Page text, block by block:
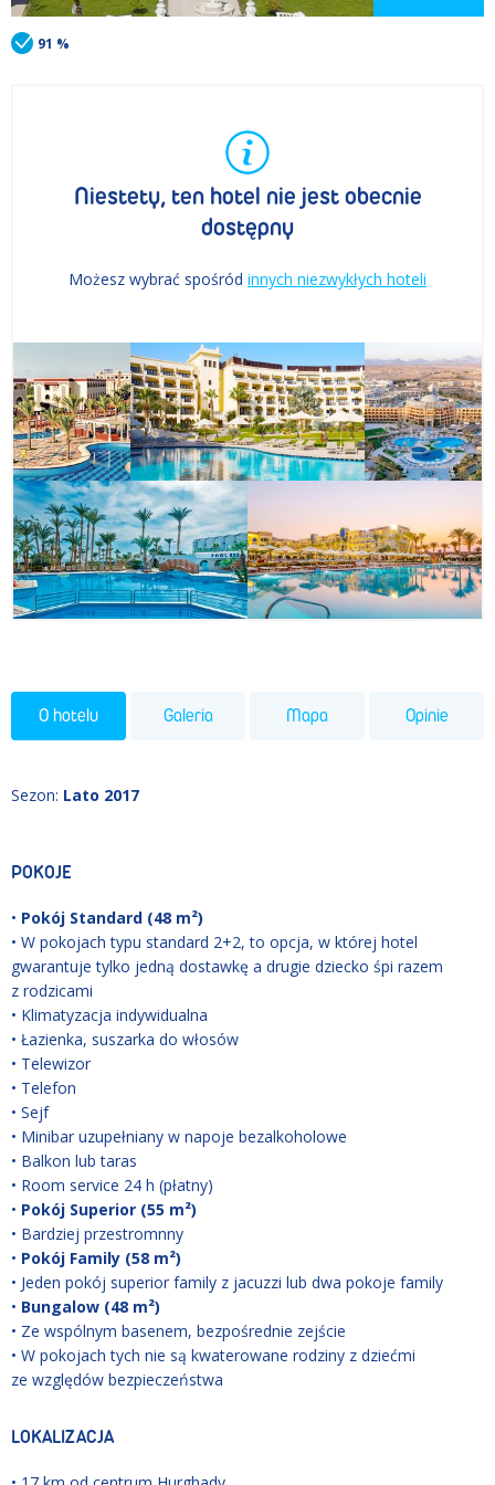
91 %
Niestety, ten hotel nie jest obecnie
dostępny
Możesz wybrać spośród innych niezwykłych hoteli
O hotelu Galeria Mapa Opinie
Sezon: Lato 2017
POKOJE
• Pokój Standard (48 m²)
• W pokojach typu standard 2+2, to opcja, w której hotel
gwarantuje tylko jedną dostawkę a drugie dziecko śpi razem
z rodzicami
• Klimatyzacja indywidualna
• Łazienka, suszarka do włosów
• Telewizor
• Telefon
• Sejf
• Minibar uzupełniany w napoje bezalkoholowe
• Balkon lub taras
• Room service 24 h (płatny)
• Pokój Superior (55 m²)
• Bardziej przestromnny
• Pokój Family (58 m²)
• Jeden pokój superior family z jacuzzi lub dwa pokoje family
• Bungalow (48 m²)
• Ze wspólnym basenem, bezpośrednie zejście
• W pokojach tych nie są kwaterowane rodziny z dziećmi
ze względów bezpieczeństwa
LOKALIZACJA